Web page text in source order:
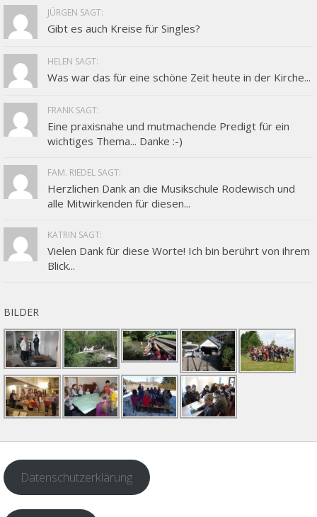
JÜRGEN SAGT:
Gibt es auch Kreise für Singles?
HELEN SAGT:
Was war das für eine schöne Zeit heute in der Kirche...
FRANK SAGT:
Eine praxisnahe und mutmachende Predigt für ein
wichtiges Thema... Danke :-)
FAM. RIEDEL SAGT:
Herzlichen Dank an die Musikschule Rodewisch und
alle Mitwirkenden für diesen...
KATRIN SAGT:
Vielen Dank für diese Worte! Ich bin berührt von ihrem
Blick...
BILDER
Datenschutzerklärung